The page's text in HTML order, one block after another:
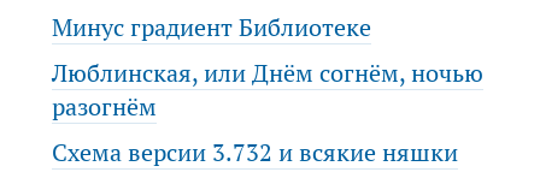
Минус градиент Библиотеке
Люблинская, или Днём согнём, ночью
разогнём
Схема версии 3.732 и всякие няшки